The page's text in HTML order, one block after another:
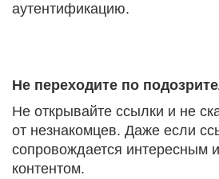
аутентификацию.
Не переходите по
Не открывайте ссылки и не
от незнакомцев. Даже если
сопровождается интересным
контентом.